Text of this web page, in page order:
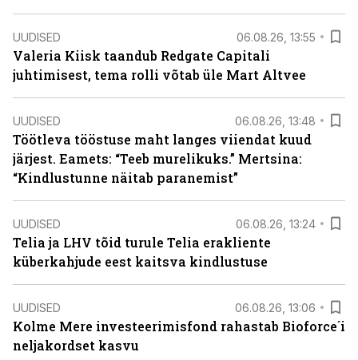
UUDISED 06.08.26, 13:55
Valeria Kiisk taandub Redgate Capitali
juhtimisest, tema rolli võtab üle Mart Altvee
UUDISED 06.08.26, 13:48
Töötleva tööstuse maht langes viiendat kuud
järjest. Eamets: “Teeb murelikuks.” Mertsina:
“Kindlustunne näitab paranemist”
UUDISED 06.08.26, 13:24
Telia ja LHV tõid turule Telia erakliente
küberkahjude eest kaitsva kindlustuse
UUDISED 06.08.26, 13:06
Kolme Mere investeerimisfond rahastab Bioforce´i
neljakordset kasvu